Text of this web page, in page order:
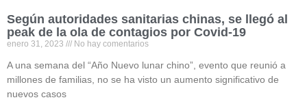
Según autoridades sanitarias chinas, se llegó al
peak de la ola de contagios por Covid-19
enero 31, 2023 No hay comentarios
A una semana del “Año Nuevo lunar chino”, evento que reunió a
millones de familias, no se ha visto un aumento significativo de
nuevos casos